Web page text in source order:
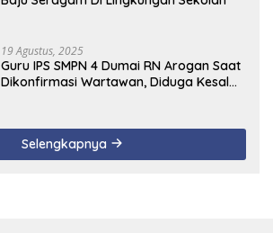
19 Agustus, 2025
Guru IPS SMPN 4 Dumai RN Arogan Saat
Dikonfirmasi Wartawan, Diduga Kesal
Selengkapnya